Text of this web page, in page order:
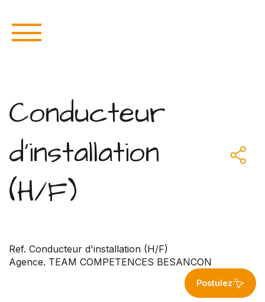
Conducteur
d'installation
(H/F)
Ref. Conducteur d'installation (H/F)
Agence. TEAM COMPETENCES BESANCON
Postulez